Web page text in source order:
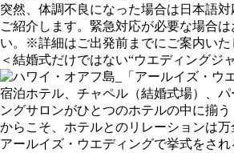
突然、体調不良になった場合は日本語
ご紹介します。緊急対応が必要な場合
い。※詳細はご出発前までにご案内いた
＜結婚式だけではない“ウエディングジ
宿泊ホテル、チャペル（結婚式場）、
ングサロンがひとつのホテルの中に揃う
からこそ、ホテルとのリレーションは万
アールイズ・ウエディングで挙式をさ